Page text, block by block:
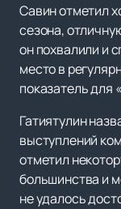
Савин отметил
сезона,
он похвалили и
место в
показатель для
Гатиятулин
выступлений
отметил
большинства и
не удалось